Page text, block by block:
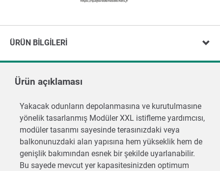
ÜRÜN BILGILERI
Ürün açıklaması
Yakacak odunların depolanmasına ve kurutulmasıne
yönelik tasarlanmış Modüler XXL istifleme yardımcısı,
modüler tasarımı sayesinde terasınızdaki veya
balkonunuzdaki alan yapısına hem yükseklik hem de
genişlik bakımından esnek bir şekilde uyarlanabilir.
Bu sayede mevcut yer kapasitesinizden optimum